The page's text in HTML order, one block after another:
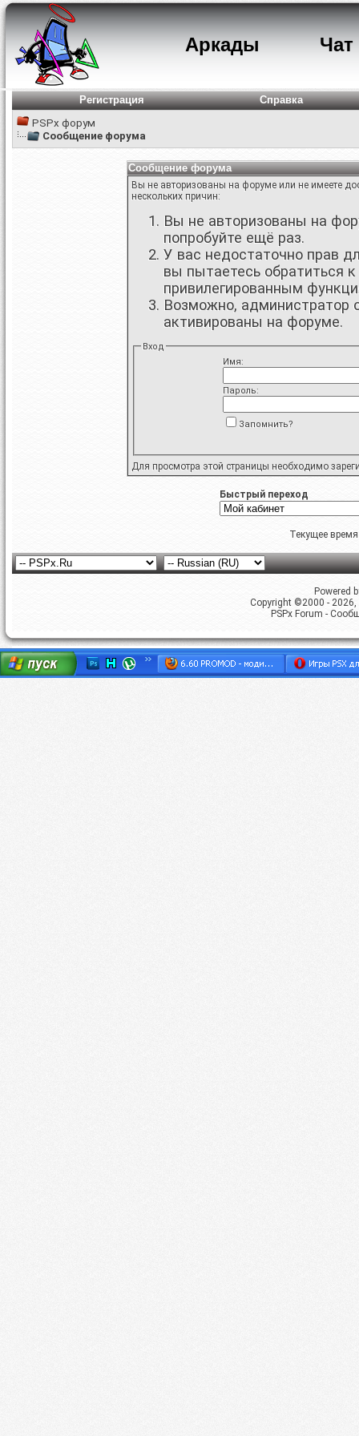
Аркады Чат
Регистрация
Справка
PSPx форум
Сообщение форума
Сообщение форума
Вы не авторизованы на форуме или не имеете
нескольких причин:
Вы не авторизованы на
попробуйте ещё раз.
У вас недостаточно прав
вы пытаетесь обратиться
привилегированным
Возможно, администратор
активированы на форуме.
Вход
Имя:
Пароль:
Запомнить?
Для просмотра этой страницы необходимо
Быстрый переход
Текущее
Powered
Copyright ©2000 -
PSPx Forum -